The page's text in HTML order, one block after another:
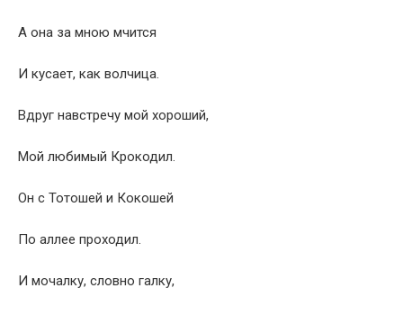
А она за мною мчится
И кусает, как волчица.
Вдруг навстречу мой хороший,
Мой любимый Крокодил.
Он с Тотошей и Кокошей
По аллее проходил.
И мочалку, словно галку,